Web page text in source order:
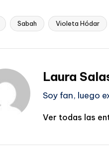
Sabah Violeta Hódar
Laura
Soy fan, luego
Ver todas las